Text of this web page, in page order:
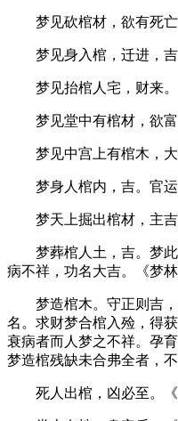
梦见砍棺材，欲有死亡
梦见身入棺，迁进，吉
梦见抬棺人宅，财来。
梦见堂中有棺材，欲富
梦见中宫上有棺木，大
梦身人棺内，吉。官运
梦天上掘出棺材，主吉
梦葬棺人土，吉。梦此
病不祥，功名大吉。《梦林
梦造棺木。守正则吉，
名。求财梦合棺入殓，得
衰病者而人梦之不祥。孕
梦造棺残缺未合弗全者，
死人出棺，凶必至。《